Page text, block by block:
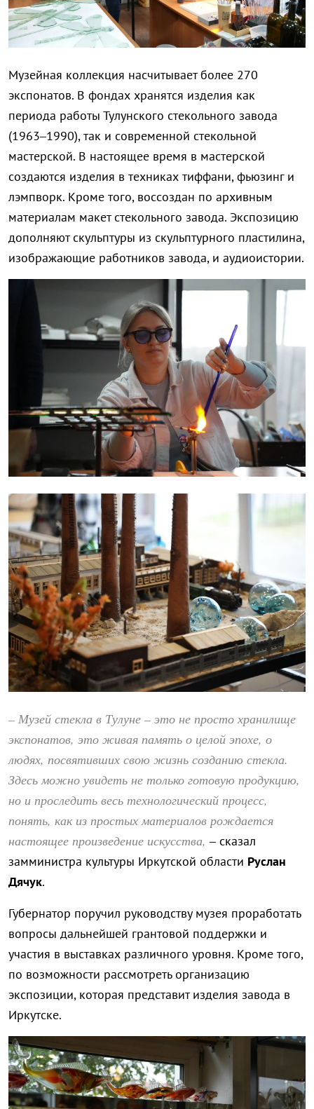
Музейная коллекция насчитывает более 270
экспонатов. В фондах хранятся изделия как
периода работы Тулунского стекольного завода
(1963–1990), так и современной стекольной
мастерской. В настоящее время в мастерской
создаются изделия в техниках тиффани, фьюзинг и
лэмпворк. Кроме того, воссоздан по архивным
материалам макет стекольного завода. Экспозицию
дополняют скульптуры из скульптурного пластилина,
изображающие работников завода, и аудиоистории.
– Музей стекла в Тулуне – это не просто хранилище
экспонатов, это живая память о целой эпохе, о
людях, посвятивших свою жизнь созданию стекла.
Здесь можно увидеть не только готовую продукцию,
но и проследить весь технологический процесс,
понять, как из простых материалов рождается
настоящее произведение искусства, – сказал
замминистра культуры Иркутской области Руслан
Дячук.
Губернатор поручил руководству музея проработать
вопросы дальнейшей грантовой поддержки и
участия в выставках различного уровня. Кроме того,
по возможности рассмотреть организацию
экспозиции, которая представит изделия завода в
Иркутске.